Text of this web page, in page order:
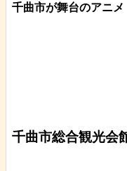
千曲市が舞台のアニメ
千曲市総合観光会